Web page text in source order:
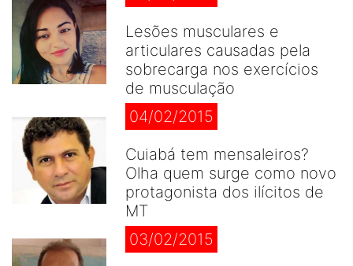
Lesões musculares e
articulares causadas pela
sobrecarga nos exercícios
de musculação
04/02/2015
Cuiabá tem mensaleiros?
Olha quem surge como novo
protagonista dos ilícitos de
MT
03/02/2015